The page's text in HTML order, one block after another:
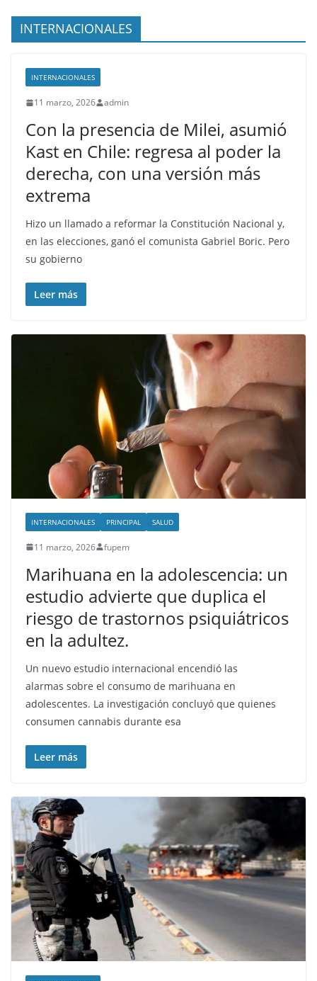
INTERNACIONALES
INTERNACIONALES
11 marzo, 2026 admin
Con la presencia de Milei, asumió
Kast en Chile: regresa al poder la
derecha, con una versión más
extrema
Hizo un llamado a reformar la Constitución Nacional y,
en las elecciones, ganó el comunista Gabriel Boric. Pero
su gobierno
Leer más
INTERNACIONALES PRINCIPAL SALUD
11 marzo, 2026 fupem
Marihuana en la adolescencia: un
estudio advierte que duplica el
riesgo de trastornos psiquiátricos
en la adultez.
Un nuevo estudio internacional encendió las
alarmas sobre el consumo de marihuana en
adolescentes. La investigación concluyó que quienes
consumen cannabis durante esa
Leer más